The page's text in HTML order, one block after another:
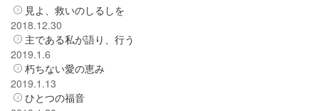
見よ、救いのしるしを
2018.12.30
主である私が語り、行う
2019.1.6
朽ちない愛の恵み
2019.1.13
ひとつの福音